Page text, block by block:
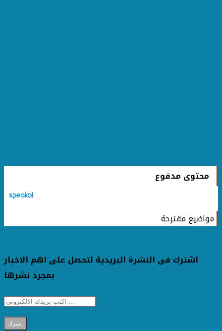
محتوى مدفوع
مواضيع مقترحة
اشترك فى النشرة البريدية لتحصل على اهم الاخبار
بمجرد نشرها